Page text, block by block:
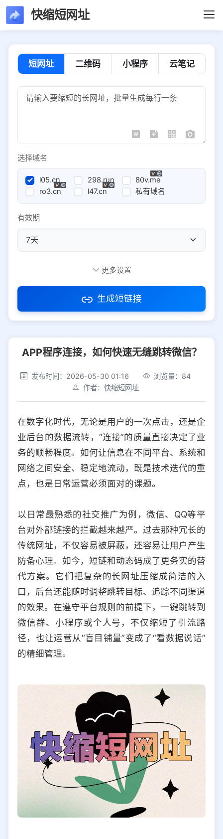
快缩短网址
短网址 二维码 小程序 云笔记
选择域名
l05.cn 298.run
80v.me
ro3.cn
l47.cn 私有域名
有效期
访问密码
社交平台 电商平台
选择防红平台类型，避免链接被拦截
iOS Android PC 其他
选择允许访问的平台类型
更多设置
生成短链接
APP程序连接，如何快速无缝跳转微信？
发布时间：2026-05-30 01:16
浏览量：84
作者：快缩短网址
在数字化时代，无论是用户的一次点击，还是企
业后台的数据流转，“连接”的质量直接决定了业
务的顺畅程度。如何让信息在不同平台、系统和
网络之间安全、稳定地流动，既是技术迭代的重
点，也是日常运营必须面对的课题。
以日常最熟悉的社交推广为例，微信、QQ等平
台对外部链接的拦截越来越严。过去那种冗长的
传统网址，不仅容易被屏蔽，还容易让用户产生
防备心理。如今，短链和动态码成了更务实的替
代方案。它们把复杂的长网址压缩成简洁的入
口，后台还能随时调整跳转目标、追踪不同渠道
的效果。在遵守平台规则的前提下，一键跳转到
微信群、小程序或个人号，不仅缩短了引流路
径，也让运营从“盲目铺量”变成了“看数据说话”
的精细管理。